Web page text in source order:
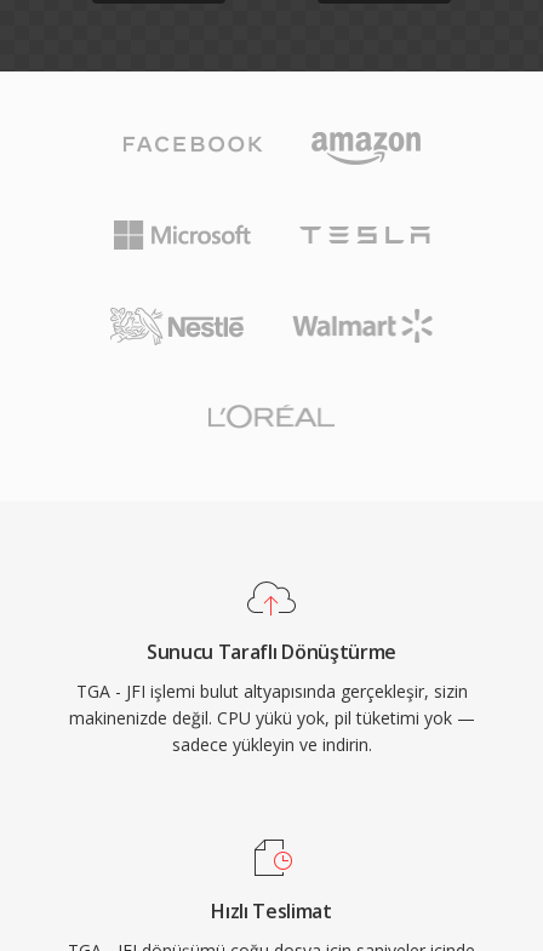
Sunucu Taraflı Dönüştürme
TGA - JFI işlemi bulut altyapısında gerçekleşir, sizin
makinenizde değil. CPU yükü yok, pil tüketimi yok —
sadece yükleyin ve indirin.
Hızlı Teslimat